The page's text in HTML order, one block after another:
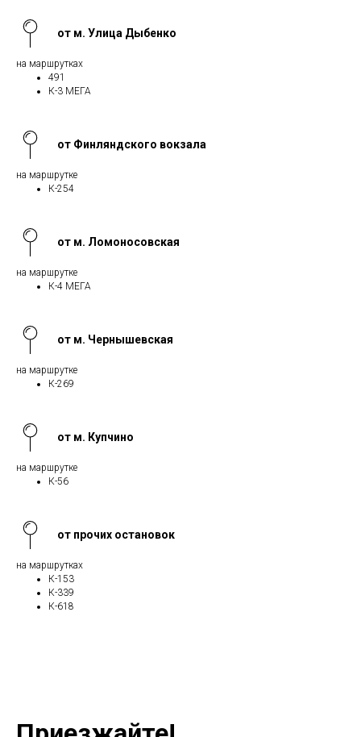
от м. Улица Дыбенко
на маршрутках
491
К-3 МЕГА
от Финляндского вокзала
на маршрутке
К-254
от м. Ломоносовская
на маршрутке
К-4 МЕГА
от м. Чернышевская
на маршрутке
К-269
от м. Купчино
на маршрутке
К-56
от прочих остановок
на маршрутках
К-153
К-339
К-618